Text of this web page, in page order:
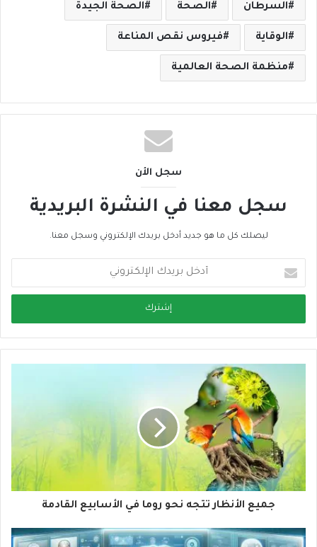
السرطان الصحة الصحة الجيدة
الوقاية فيروس نقص المناعة
منظمة الصحة العالمية
سجل الأن
سجل معنا في النشرة البريدية
ليصلك كل ما هو جديد أدخل بريدك الإلكتروني وسجل معنا.
خ
ب
ر
ل
ر
ي
جميع الأنظار تتجه نحو روما في الأسابيع القادمة